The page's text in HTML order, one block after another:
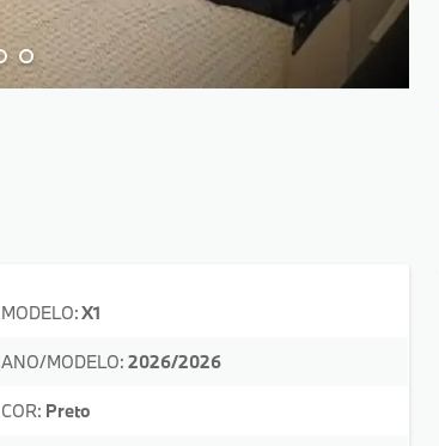
MODELO:X1
ANO/MODELO: 2026/2026
COR: Preto